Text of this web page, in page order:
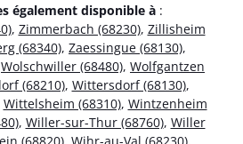
également disponible à :
, Zimmerbach (68230), Zillisheim
(68340), Zaessingue (68130),
Wolschwiller (68480), Wolfgantzen
(68210), Wittersdorf (68130),
Wittelsheim (68310), Wintzenheim
, Willer-sur-Thur (68760), Willer
(68820), Wihr-au-Val (68230),